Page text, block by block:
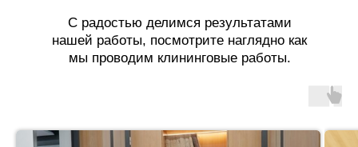
С радостью делимся результатами
нашей работы, посмотрите наглядно как
мы проводим клининговые работы.